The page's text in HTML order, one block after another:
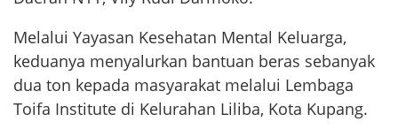
Melalui Yayasan Kesehatan Mental Keluarga,
keduanya menyalurkan bantuan beras sebanyak
dua ton kepada masyarakat melalui Lembaga
Toifa Institute di Kelurahan Liliba, Kota Kupang.